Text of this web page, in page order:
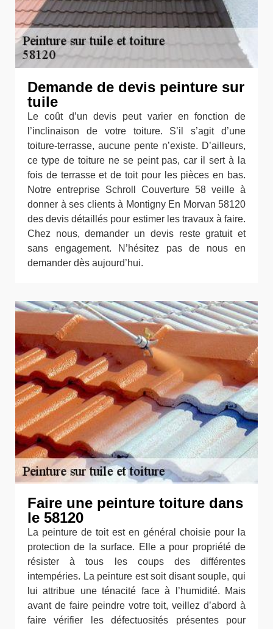
Demande de devis peinture sur
tuile
Le coût d’un devis peut varier en fonction de
l’inclinaison de votre toiture. S’il s’agit d’une
toiture-terrasse, aucune pente n’existe. D’ailleurs,
ce type de toiture ne se peint pas, car il sert à la
fois de terrasse et de toit pour les pièces en bas.
Notre entreprise Schroll Couverture 58 veille à
donner à ses clients à Montigny En Morvan 58120
des devis détaillés pour estimer les travaux à faire.
Chez nous, demander un devis reste gratuit et
sans engagement. N’hésitez pas de nous en
demander dès aujourd’hui.
Faire une peinture toiture dans
le 58120
La peinture de toit est en général choisie pour la
protection de la surface. Elle a pour propriété de
résister à tous les coups des différentes
intempéries. La peinture est soit disant souple, qui
lui attribue une ténacité face à l’humidité. Mais
avant de faire peindre votre toit, veillez d’abord à
faire vérifier les défectuosités présentes pour